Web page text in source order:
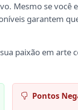
Mesmo se você
garantem
paixão em arte
Pontos